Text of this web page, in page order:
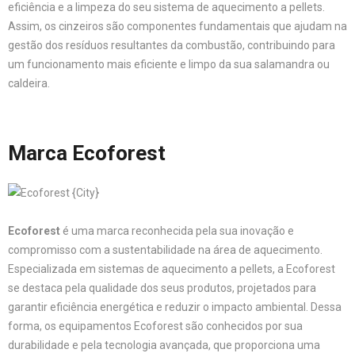
eficiência e a limpeza do seu sistema de aquecimento a pellets.
Assim, os cinzeiros são componentes fundamentais que ajudam na
gestão dos resíduos resultantes da combustão, contribuindo para
um funcionamento mais eficiente e limpo da sua salamandra ou
caldeira.
Marca Ecoforest
Ecoforest é uma marca reconhecida pela sua inovação e
compromisso com a sustentabilidade na área de aquecimento.
Especializada em sistemas de aquecimento a pellets, a Ecoforest
se destaca pela qualidade dos seus produtos, projetados para
garantir eficiência energética e reduzir o impacto ambiental. Dessa
forma, os equipamentos Ecoforest são conhecidos por sua
durabilidade e pela tecnologia avançada, que proporciona uma